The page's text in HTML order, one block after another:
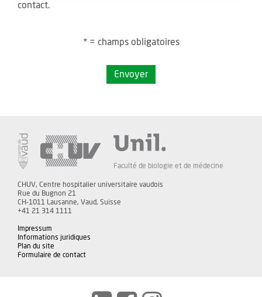
contact.
* = champs obligatoires
Envoyer
Faculté de biologie et de médecine
CHUV, Centre hospitalier universitaire vaudois
Rue du Bugnon 21
CH-1011 Lausanne, Vaud, Suisse
+41 21 314 1111
Impressum
Informations juridiques
Plan du site
Formulaire de contact